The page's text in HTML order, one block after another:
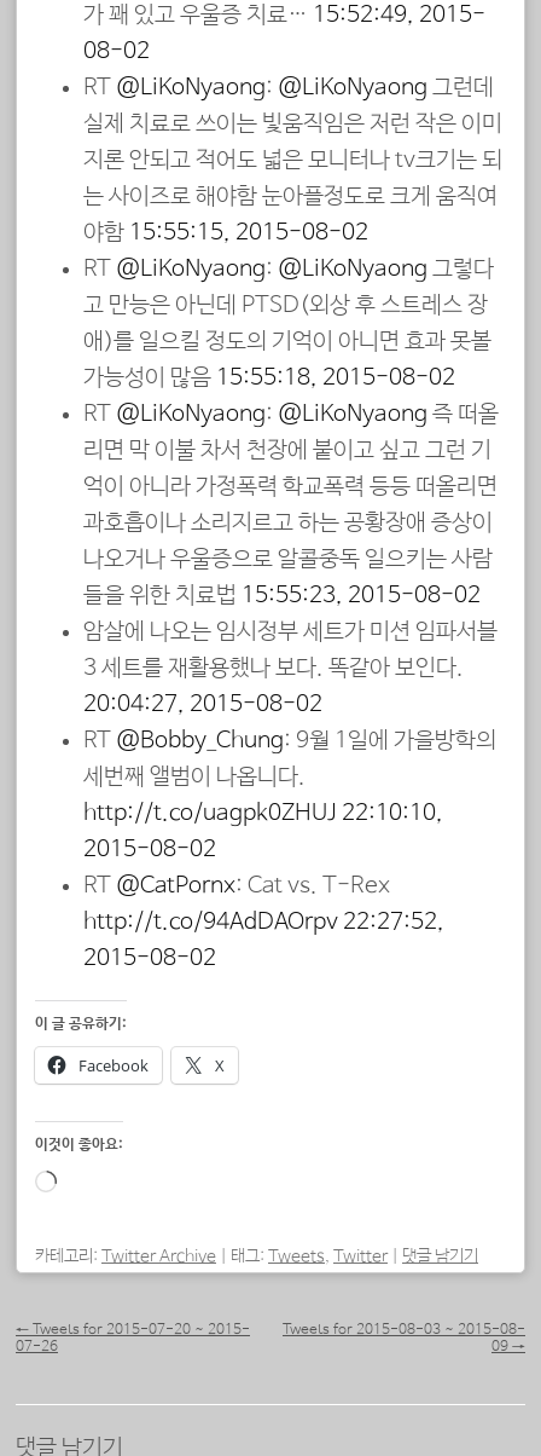
가 꽤 있고 우울증 치료… 15:52:49, 2015-
08-02
RT @LiKoNyaong: @LiKoNyaong 그런데
실제 치료로 쓰이는 빛움직임은 저런 작은 이미
지론 안되고 적어도 넓은 모니터나 tv크기는 되
는 사이즈로 해야함 눈아플정도로 크게 움직여
야함 15:55:15, 2015-08-02
RT @LiKoNyaong: @LiKoNyaong 그렇다
고 만능은 아닌데 PTSD(외상 후 스트레스 장
애)를 일으킬 정도의 기억이 아니면 효과 못볼
가능성이 많음 15:55:18, 2015-08-02
RT @LiKoNyaong: @LiKoNyaong 즉 떠올
리면 막 이불 차서 천장에 붙이고 싶고 그런 기
억이 아니라 가정폭력 학교폭력 등등 떠올리면
과호흡이나 소리지르고 하는 공황장애 증상이
나오거나 우울증으로 알콜중독 일으키는 사람
들을 위한 치료법 15:55:23, 2015-08-02
암살에 나오는 임시정부 세트가 미션 임파서블
3 세트를 재활용했나 보다. 똑같아 보인다.
20:04:27, 2015-08-02
RT @Bobby_Chung: 9월 1일에 가을방학의
세번째 앨범이 나옵니다.
http://t.co/uagpk0ZHUJ 22:10:10,
2015-08-02
RT @CatPornx: Cat vs. T-Rex
http://t.co/94AdDAOrpv 22:27:52,
2015-08-02
이 글 공유하기:
Facebook X
이것이 좋아요:
로
중...
카테고리: Twitter Archive 태그: Tweets, Twitter 댓글 남기기
← Tweets for 2015-07-20 ~ 2015-
07-26
Tweets for 2015-08-03 ~ 2015-08-
09 →
댓글 남기기